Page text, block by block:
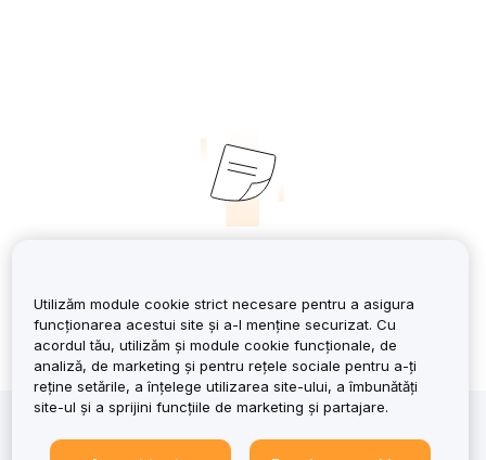
Investiția în criptoactive implică riscuri, inclusiv
volatilitatea ridicată și posibilitatea pierderii întregului
Utilizăm module cookie strict necesare pentru a asigura
funcționarea acestui site și a-l menține securizat. Cu
acordul tău, utilizăm și module cookie funcționale, de
analiză, de marketing și pentru rețele sociale pentru a-ți
reține setările, a înțelege utilizarea site-ului, a îmbunătăți
site-ul și a sprijini funcțiile de marketing și partajare.